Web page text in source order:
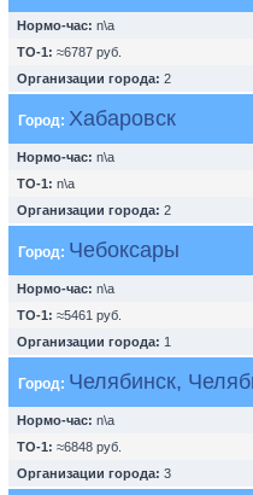
Нормо-час: n\a
ТО-1: ≈6787 руб.
Организации города: 2
Город: Хабаровск
Нормо-час: n\a
ТО-1: n\a
Организации города: 2
Город: Чебоксары
Нормо-час: n\a
ТО-1: ≈5461 руб.
Организации города: 1
Город: Челябинск,
Нормо-час: n\a
ТО-1: ≈6848 руб.
Организации города: 3